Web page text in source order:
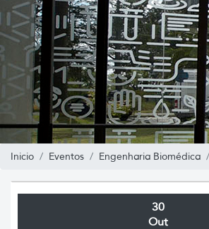
Inicio Eventos Engenharia Biomédica
30
Out